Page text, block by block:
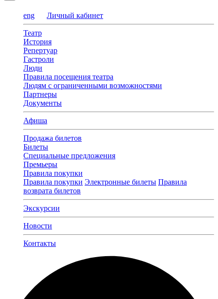
eng Личный кабинет
Театр
История
Репертуар
Гастроли
Люди
Правила посещения театра
Людям с ограниченными возможностями
Партнеры
Документы
Афиша
Продажа билетов
Билеты
Специальные предложения
Премьеры
Правила покупки
Правила покупки Электронные билеты Правила
возврата билетов
Экскурсии
Новости
Контакты